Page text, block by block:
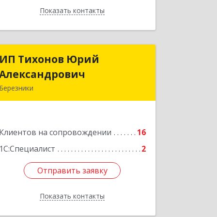
Показать контакты
Назад
ИП Тихонов Юрий
Березники
Клиентов на сопровождении
16
1С:Специалист
2
Отправить заявку
Показать контакты
ИП Тихонов Юрий
Александрович
Подробнее
Отправить заявку
Назад